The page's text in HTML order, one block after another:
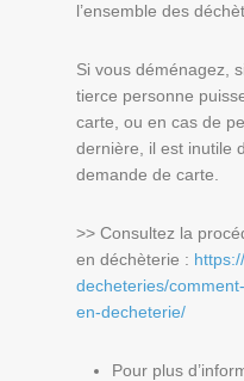
l’ensemble des
Si vous déménagez,
tierce personne
carte, ou en cas de
dernière, il est inutile
demande de carte.
>> Consultez la
en déchèterie :
decheteries/
en-decheterie/
Pour plus